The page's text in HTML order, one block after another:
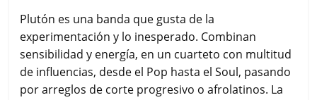
Plutón es una banda que gusta de la
experimentación y lo inesperado. Combinan
sensibilidad y energía, en un cuarteto con multitud
de influencias, desde el Pop hasta el Soul, pasando
por arreglos de corte progresivo o afrolatinos. La